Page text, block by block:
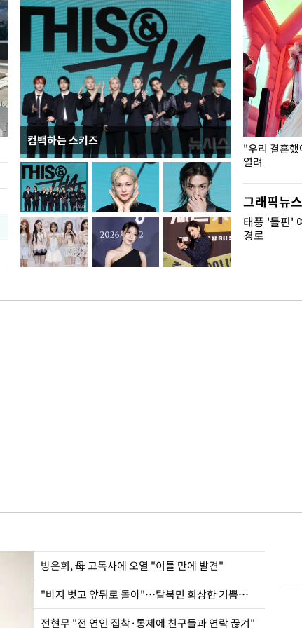
컴백하는 스키즈
입추 코앞인데 전국엔 찜통 더위
"우리 결혼
열려
그래픽뉴스
태풍 '돌핀'
경로
방은희, 母 고독사에 오열 "이틀 만에 발견"
"바지 벗고 앞뒤로 돌아"…탈북민 회상한 기쁨조 검사
전현무 "전 연인 집착·통제에 친구들과 연락 끊겨"